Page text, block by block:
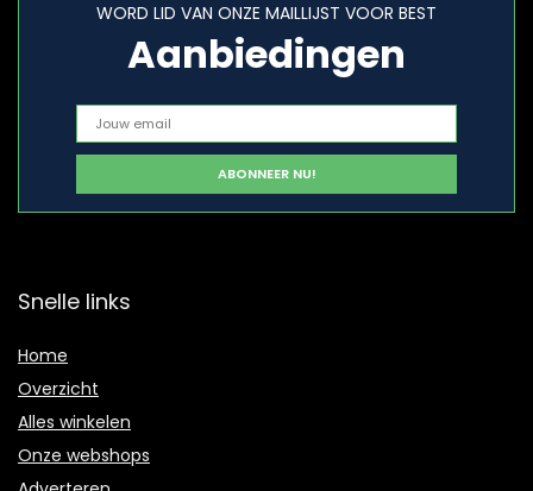
WORD LID VAN ONZE MAILLIJST VOOR BEST
Aanbiedingen
Snelle links
Home
Overzicht
Alles winkelen
Onze webshops